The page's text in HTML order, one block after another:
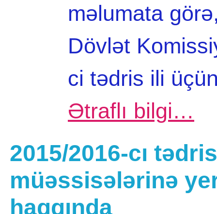
məlumata
Dövlət
ci tədris ili
Ətraflı bilgi…
2015/2016-cı
müəssisələrinə
haqqında